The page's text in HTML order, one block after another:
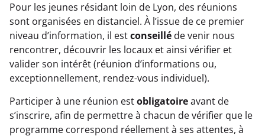
Pour les jeunes résidant loin de Lyon, des réunions
sont organisées en distanciel. À l’issue de ce premier
niveau d’information, il estconseillé de venir nous
rencontrer, découvrir les locaux et ainsi vérifier et
valider son intérêt (réunion d’informations ou,
exceptionnellement, rendez-vous individuel).
Participer à une réunion estobligatoireavant de
s’inscrire, afin de permettre à chacun de vérifier que le
programme correspond réellement à ses attentes, à